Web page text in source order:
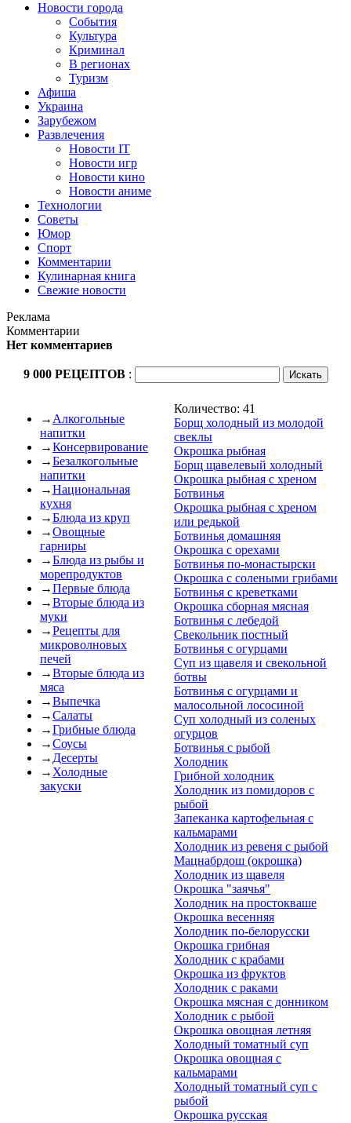
Новости города
События
Культура
Криминал
В регионах
Туризм
Афиша
Украина
Зарубежом
Развлечения
Новости IT
Новости игр
Новости кино
Новости аниме
Технологии
Советы
Юмор
Спорт
Комментарии
Кулинарная книга
Свежие новости
Реклама
Комментарии
Нет комментариев
9 000 РЕЦЕПТОВ :
→ Алкогольные
напитки
→Консервирование
→Безалкогольные
напитки
→Национальная
кухня
→Блюда из круп
→Овощные
гарниры
→Блюда из рыбы и
морепродуктов
→Первые блюда
→Вторые блюда из
муки
→Рецепты для
микроволновых
печей
→Вторые блюда из
мяса
→Выпечка
→Салаты
→Грибные блюда
→Соусы
→ Десерты
→ Холодные
закуски
Количество: 41
Борщ холодный из молодой
свеклы
Окрошка рыбная
Борщ щавелевый холодный
Окрошка рыбная с хреном
Ботвинья
Окрошка рыбная с хреном
или редькой
Ботвинья домашняя
Окрошка с орехами
Ботвинья по-монаcтырcки
Окрошка с солеными грибами
Ботвинья с креветками
Окрошка сборная мясная
Ботвинья с лебедой
Свекольник постный
Ботвинья с огурцами
Суп из щавеля и свекольной
ботвы
Ботвинья с огурцами и
малосольной лососиной
Суп холодный из соленых
огурцов
Ботвинья с рыбой
Холодник
Грибной холодник
Холодник из помидоров с
рыбой
Запеканка картофельная с
кальмарами
Холодник из ревеня с рыбой
Мацнабрдош (окрошка)
Холодник из щавеля
Окрошка "заячья"
Холодник на простокваше
Окрошка весенняя
Холодник по-белорусски
Окрошка грибная
Холодник с крабами
Окрошка из фруктов
Холодник с раками
Окрошка мясная с донником
Холодник с рыбой
Окрошка овощная летняя
Холодный томатный суп
Окрошка овощная с
кальмарами
Холодный томатный суп с
рыбой
Окрошка русская